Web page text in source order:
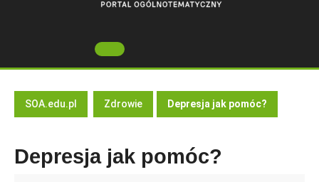
Open
Button
SOA.edu.pl Zdrowie Depresja jak pomóc?
Depresja jak pomóc?